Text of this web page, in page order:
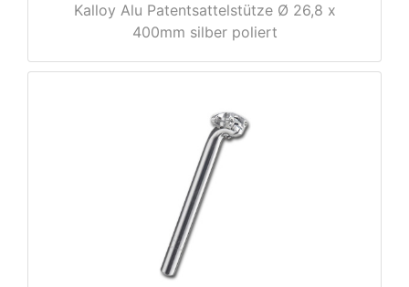
Kalloy Alu Patentsattelstütze Ø 26,8 x
400mm silber poliert